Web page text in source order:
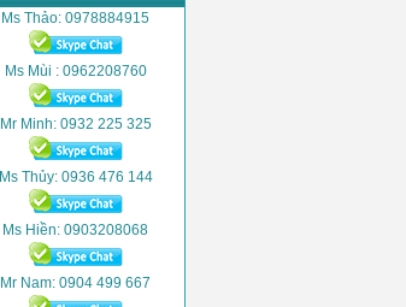
Ms Thảo: 0978884915
Ms Mùi : 0962208760
Mr Minh: 0932 225 325
Ms Thủy: 0936 476 144
Ms Hiền: 0903208068
Mr Nam: 0904 499 667